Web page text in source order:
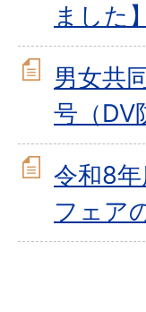
ました】
男女共
号（DV
令和8
フェア